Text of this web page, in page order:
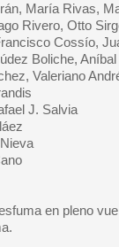
María Rivas,
Rivero, Otto
Cossío,
Boliche,
Valeriano
J. Salvia
en pleno